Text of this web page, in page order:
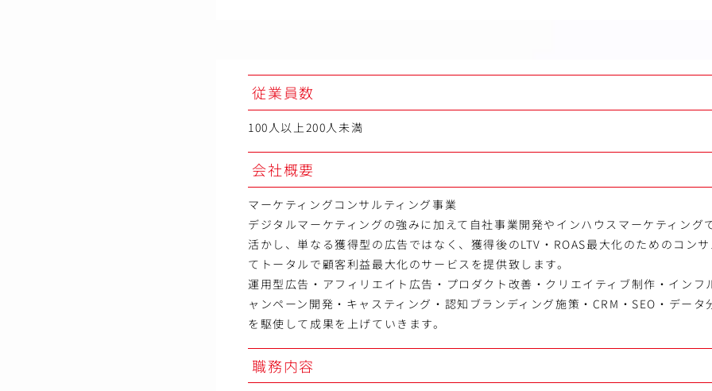
従業員数
100人以上200人未満
会社概要
マーケティングコンサルティング事業
デジタルマーケティングの強みに加えて自社事業開発やインハウスマーケティング
活かし、単なる獲得型の広告ではなく、獲得後のLTV・ROAS最大化のためのコン
てトータルで顧客利益最大化のサービスを提供致します。
運用型広告・アフィリエイト広告・プロダクト改善・クリエイティブ制作・インフ
ャンペーン開発・キャスティング・認知ブランディング施策・CRM・SEO・デー
を駆使して成果を上げていきます。
職務内容